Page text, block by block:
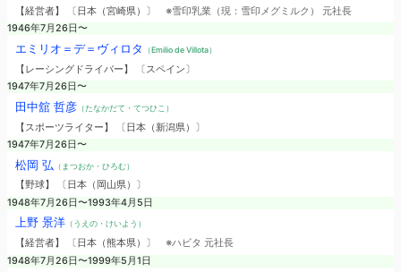
【経営者】 〔日本（宮崎県）〕 ※雪印乳業（現：雪印メグミルク） 元社長
1946年7月26日〜
エミリオ＝デ＝ヴィロタ （Emilio de Villota）
【レーシングドライバー】 〔スペイン〕
1947年7月26日〜
田中舘 哲彦（たなかだて・てつひこ）
【スポーツライター】 〔日本（新潟県）〕
1947年7月26日〜
松岡 弘 （まつおか・ひろむ）
【野球】 〔日本（岡山県）〕
1948年7月26日〜1993年4月5日
上野 景洋（うえの・けいよう）
【経営者】 〔日本（熊本県）〕 ※ハビタ 元社長
1948年7月26日〜1999年5月1日